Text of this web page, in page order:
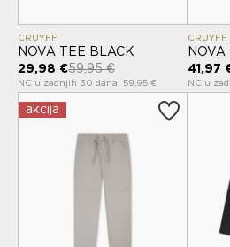
CRUYFF
NOVA TEE BLACK
29,98 €59,95 €
NC u zadnjih 30 dana: 59,95 €
CRUYFF
NOVA
41,97
NC u
akcija